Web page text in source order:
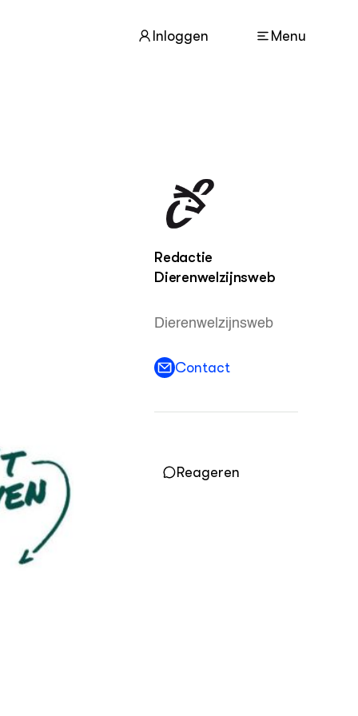
Inloggen Menu
Redactie
Dierenwelzijnsweb
Dierenwelzijnsweb
Contact
Reageren